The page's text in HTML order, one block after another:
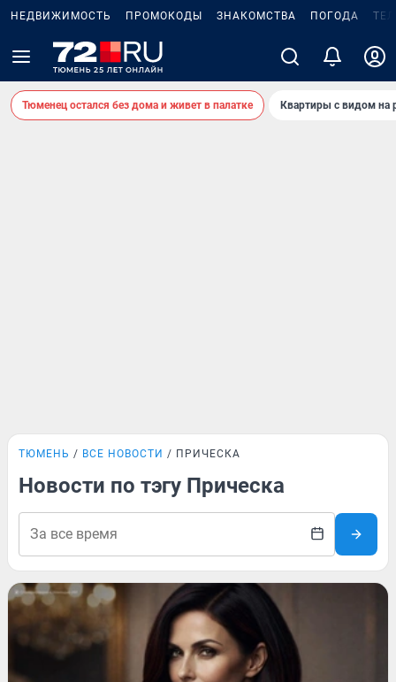
НЕДВИЖИМОСТЬ ПРОМОКОДЫ ЗНАКОМСТВА ПОГОДА
Тюменец остался без дома и живет в палатке Квартиры с видом на
ТЮМЕНЬ ВСЕ НОВОСТИ ПРИЧЕСКА
Новости по тэгу Прическа